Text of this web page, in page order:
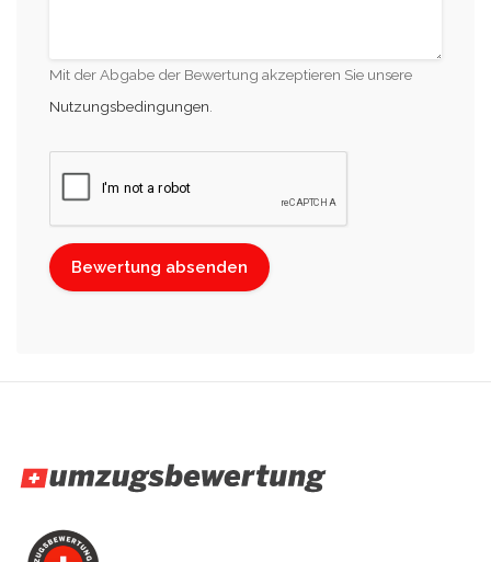
Mit der Abgabe der Bewertung akzeptieren Sie unsere
Nutzungsbedingungen